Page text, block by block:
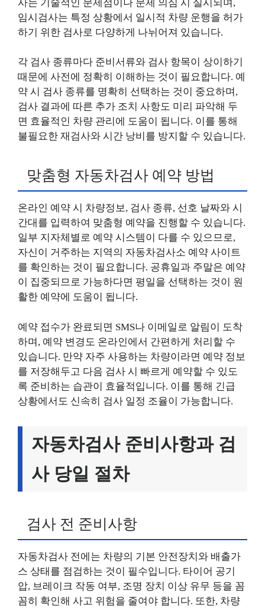
사는 기술적인 문제점이나 문제 의심 시 실시되며,
임시검사는 특정 상황에서 일시적 차량 운행을 허가
하기 위한 검사로 다양하게 나뉘어져 있습니다.
각 검사 종류마다 준비서류와 검사 항목이 상이하기
때문에 사전에 정확히 이해하는 것이 필요합니다. 예
약 시 검사 종류를 명확히 선택하는 것이 중요하며,
검사 결과에 따른 추가 조치 사항도 미리 파악해 두
면 효율적인 차량 관리에 도움이 됩니다. 이를 통해
불필요한 재검사와 시간 낭비를 방지할 수 있습니다.
맞춤형 자동차검사 예약 방법
온라인 예약 시 차량정보, 검사 종류, 선호 날짜와 시
간대를 입력하여 맞춤형 예약을 진행할 수 있습니다.
일부 지자체별로 예약 시스템이 다를 수 있으므로,
자신이 거주하는 지역의 자동차검사소 예약 사이트
를 확인하는 것이 필요합니다. 공휴일과 주말은 예약
이 집중되므로 가능하다면 평일을 선택하는 것이 원
활한 예약에 도움이 됩니다.
예약 접수가 완료되면 SMS나 이메일로 알림이 도착
하며, 예약 변경도 온라인에서 간편하게 처리할 수
있습니다. 만약 자주 사용하는 차량이라면 예약 정보
를 저장해두고 다음 검사 시 빠르게 예약할 수 있도
록 준비하는 습관이 효율적입니다. 이를 통해 긴급
상황에서도 신속히 검사 일정 조율이 가능합니다.
자동차검사 준비사항과 검
사 당일 절차
검사 전 준비사항
자동차검사 전에는 차량의 기본 안전장치와 배출가
스 상태를 점검하는 것이 필수입니다. 타이어 공기
압, 브레이크 작동 여부, 조명 장치 이상 유무 등을 꼼
꼼히 확인해 사고 위험을 줄여야 합니다. 또한, 차량